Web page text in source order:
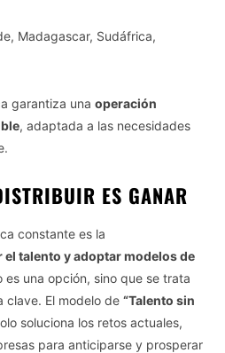
Madagascar, Sudáfrica,
garantiza una operación
, adaptada a las necesidades
ES GANAR
constante es la
talento y adoptar modelos de
es una opción, sino que se trata
clave. El modelo de “Talento sin
soluciona los retos actuales,
para anticiparse y prosperar